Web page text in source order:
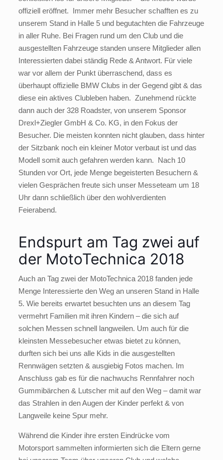
offiziell eröffnet. Immer mehr Besucher schafften es zu
unserem Stand in Halle 5 und begutachten die Fahrzeuge
in aller Ruhe. Bei Fragen rund um den Club und die
ausgestellten Fahrzeuge standen unsere Mitglieder allen
Interessierten dabei ständig Rede & Antwort. Für viele
war vor allem der Punkt überraschend, dass es
überhaupt offizielle BMW Clubs in der Gegend gibt & das
diese ein aktives Clubleben haben. Zunehmend rückte
dann auch der 328 Roadster, von unserem Sponsor
Drexl+Ziegler GmbH & Co. KG, in den Fokus der
Besucher. Die meisten konnten nicht glauben, dass hinter
der Sitzbank noch ein kleiner Motor verbaut ist und das
Modell somit auch gefahren werden kann. Nach 10
Stunden vor Ort, jede Menge begeisterten Besuchern &
vielen Gesprächen freute sich unser Messeteam um 18
Uhr dann schließlich über den wohlverdienten
Feierabend.
Endspurt am Tag zwei auf
der MotoTechnica 2018
Auch an Tag zwei der MotoTechnica 2018 fanden jede
Menge Interessierte den Weg an unseren Stand in Halle
5. Wie bereits erwartet besuchten uns an diesem Tag
vermehrt Familien mit ihren Kindern – die sich auf
solchen Messen schnell langweilen. Um auch für die
kleinsten Messebesucher etwas bietet zu können,
durften sich bei uns alle Kids in die ausgestellten
Rennwägen setzten & ausgiebig Fotos machen. Im
Anschluss gab es für die nachwuchs Rennfahrer noch
Gummibärchen & Lutscher mit auf den Weg – damit war
das Strahlen in den Augen der Kinder perfekt & von
Langweile keine Spur mehr.
Während die Kinder ihre ersten Eindrücke vom
Motorsport sammelten informierten sich die Eltern gerne